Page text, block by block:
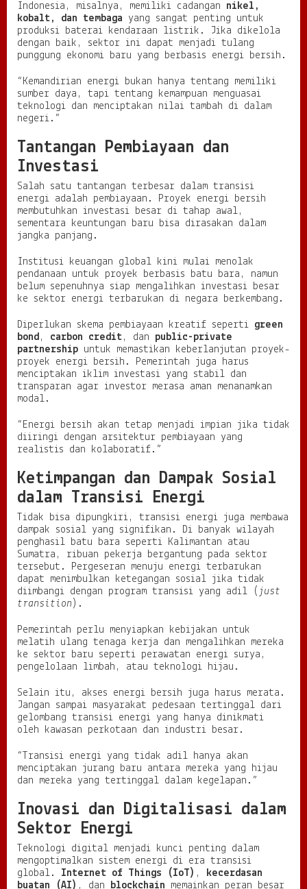
Indonesia, misalnya, memiliki cadangan nikel,
kobalt, dan tembaga yang sangat penting untuk
produksi baterai kendaraan listrik. Jika dikelola
dengan baik, sektor ini dapat menjadi tulang
punggung ekonomi baru yang berbasis energi bersih.
“Kemandirian energi bukan hanya tentang memiliki
sumber daya, tapi tentang kemampuan menguasai
teknologi dan menciptakan nilai tambah di dalam
negeri.”
Tantangan Pembiayaan dan
Investasi
Salah satu tantangan terbesar dalam transisi
energi adalah pembiayaan. Proyek energi bersih
membutuhkan investasi besar di tahap awal,
sementara keuntungan baru bisa dirasakan dalam
jangka panjang.
Institusi keuangan global kini mulai menolak
pendanaan untuk proyek berbasis batu bara, namun
belum sepenuhnya siap mengalihkan investasi besar
ke sektor energi terbarukan di negara berkembang.
Diperlukan skema pembiayaan kreatif seperti green
bond, carbon credit, dan public-private
partnership untuk memastikan keberlanjutan proyek-
proyek energi bersih. Pemerintah juga harus
menciptakan iklim investasi yang stabil dan
transparan agar investor merasa aman menanamkan
modal.
“Energi bersih akan tetap menjadi impian jika tidak
diiringi dengan arsitektur pembiayaan yang
realistis dan kolaboratif.”
Ketimpangan dan Dampak Sosial
dalam Transisi Energi
Tidak bisa dipungkiri, transisi energi juga membawa
dampak sosial yang signifikan. Di banyak wilayah
penghasil batu bara seperti Kalimantan atau
Sumatra, ribuan pekerja bergantung pada sektor
tersebut. Pergeseran menuju energi terbarukan
dapat menimbulkan ketegangan sosial jika tidak
diimbangi dengan program transisi yang adil ( just
transition).
Pemerintah perlu menyiapkan kebijakan untuk
melatih ulang tenaga kerja dan mengalihkan mereka
ke sektor baru seperti perawatan energi surya,
pengelolaan limbah, atau teknologi hijau.
Selain itu, akses energi bersih juga harus merata.
Jangan sampai masyarakat pedesaan tertinggal dari
gelombang transisi energi yang hanya dinikmati
oleh kawasan perkotaan dan industri besar.
“Transisi energi yang tidak adil hanya akan
menciptakan jurang baru antara mereka yang hijau
dan mereka yang tertinggal dalam kegelapan.”
Inovasi dan Digitalisasi dalam
Sektor Energi
Teknologi digital menjadi kunci penting dalam
mengoptimalkan sistem energi di era transisi
global. Internet of Things (IoT) , kecerdasan
buatan (AI) , dan blockchain memainkan peran besar